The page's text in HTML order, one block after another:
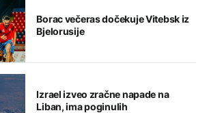
Borac večeras dočekuje Vitebsk iz
Bjelorusije
Izrael izveo zračne napade na
Liban, ima poginulih